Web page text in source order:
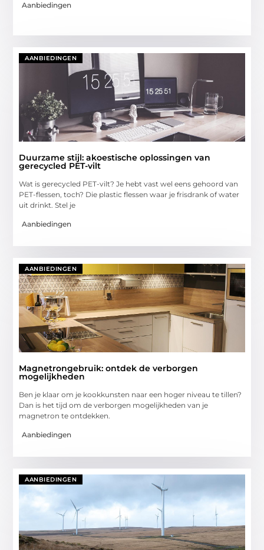
Aanbiedingen
AANBIEDINGEN
Duurzame stijl: akoestische oplossingen van
gerecycled PET-vilt
Wat is gerecycled PET-vilt? Je hebt vast wel eens gehoord van
PET-flessen, toch? Die plastic flessen waar je frisdrank of water
uit drinkt. Stel je
Aanbiedingen
AANBIEDINGEN
Magnetrongebruik: ontdek de verborgen
mogelijkheden
Ben je klaar om je kookkunsten naar een hoger niveau te tillen?
Dan is het tijd om de verborgen mogelijkheden van je
magnetron te ontdekken.
Aanbiedingen
AANBIEDINGEN